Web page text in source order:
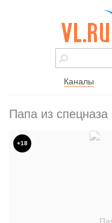
vl.ru - сайт
города
Каналы
Папа из спецназа
+18